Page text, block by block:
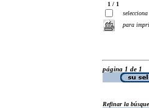
1 / 1
selecciona
para
página 1 de 1
Refinar la